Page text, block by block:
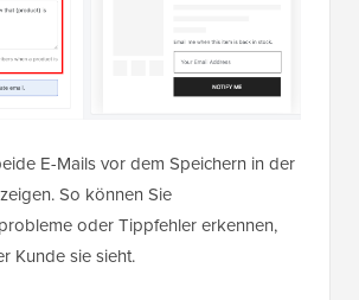
E-Mails vor dem Speichern in der
So können Sie
oder Tippfehler erkennen,
Kunde sie sieht.